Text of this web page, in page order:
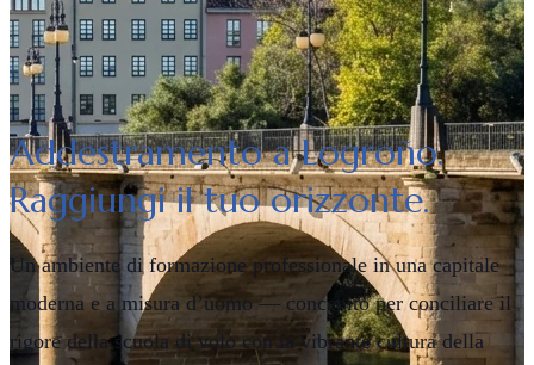
Addestramento a Logroño.
Raggiungi il tuo orizzonte.
Un ambiente di formazione professionale in una capitale
moderna e a misura d’uomo — concepito per conciliare il
rigore della scuola di volo con la vibrante cultura della